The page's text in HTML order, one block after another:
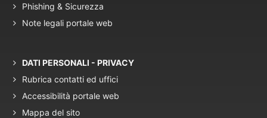
Phishing & Sicurezza
Note legali portale web
DATI PERSONALI - PRIVACY
Rubrica contatti ed uffici
Accessibilità portale web
Mappa del sito